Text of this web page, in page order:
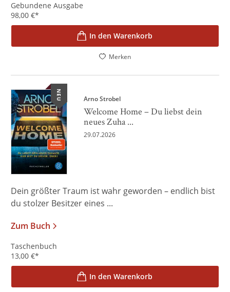
Gebundene Ausgabe
98,00 €*
In den Warenkorb
Merken
NEU Arno Strobel
Welcome Home – Du liebst dein
neues Zuha ...
29.07.2026
Dein größter Traum ist wahr geworden – endlich bist
du stolzer Besitzer eines ...
Zum Buch
Taschenbuch
13,00 €*
In den Warenkorb